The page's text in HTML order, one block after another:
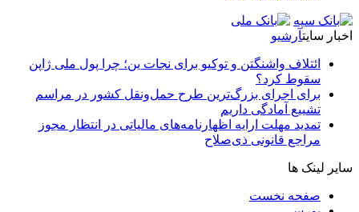
اخبار سایتآرشیو
ائتلاف واشنگتن و توکیو برای نجات ین؛ چرا پول ملی ژاپن
سقوط کرد؟
برای اجرای بزرگ‌ترین طرح حمل‌ونقل کشور در مراسم
تشییع آمادگی داریم
تمدید مهلت ارایه اظهارنامه‌های مالیاتی در انتظار مجوز
مراجع قانونی ذی‌‏صلاح
سایر لینک ها
صفحه نخست